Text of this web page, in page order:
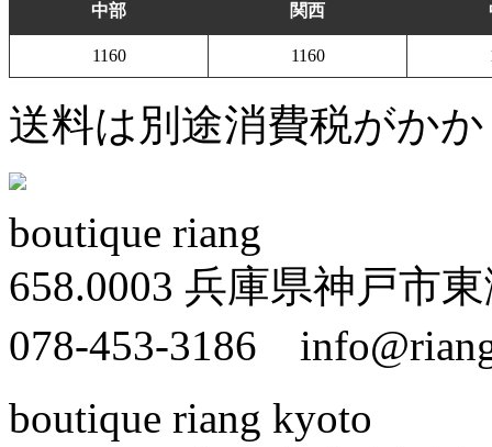
中部 関西
1160 1160
送料は別途消費税がか
boutique riang
658.0003 兵庫県神戸市
078-453-3186
boutique riang kyoto